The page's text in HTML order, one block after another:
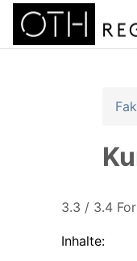
Zum Hauptinhalt
3.3 / 3.4
Inhalte: